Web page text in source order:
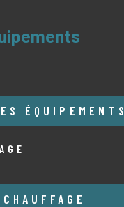
ÉQUIPEMENTS
CHAUFFAGE